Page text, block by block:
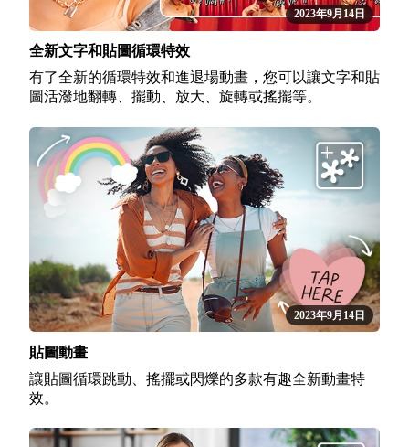
2023年9月14日
全新文字和貼圖循環特效
有了全新的循環特效和進退場動畫，您可以讓文字和貼
圖活潑地翻轉、擺動、放大、旋轉或搖擺等。
2023年9月14日
貼圖動畫
讓貼圖循環跳動、搖擺或閃爍的多款有趣全新動畫特
效。